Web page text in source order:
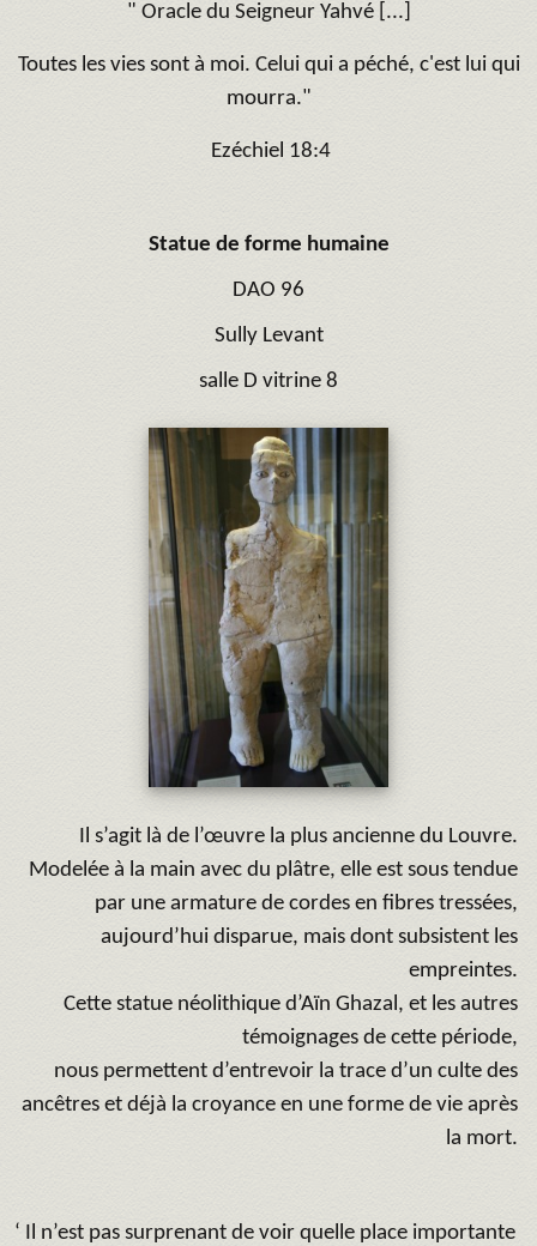
" Oracle du Seigneur Yahvé [...]
Toutes les vies sont à moi. Celui qui a péché, c'est lui qui
mourra."
Ezéchiel 18:4
Statue de forme humaine
DAO 96
Sully Levant
salle D vitrine 8
Il s’agit là de l’œuvre la plus ancienne du Louvre.
Modelée à la main avec du plâtre, elle est sous tendue
par une armature de cordes en fibres tressées,
aujourd’hui disparue, mais dont subsistent les
empreintes.
Cette statue néolithique d’Aïn Ghazal, et les autres
témoignages de cette période,
nous permettent d’entrevoir la trace d’un culte des
ancêtres et déjà la croyance en une forme de vie après
la mort.
‘ Il n’est pas surprenant de voir quelle place importante